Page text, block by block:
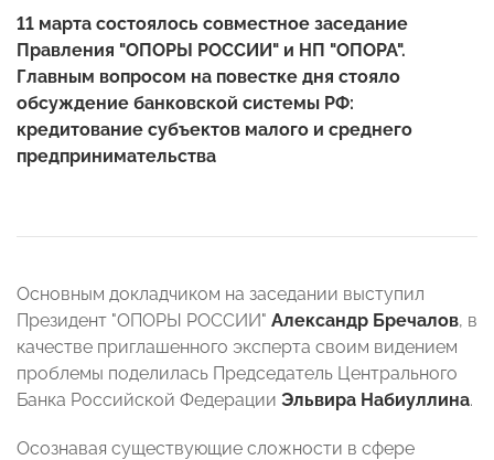
11 марта состоялось совместное заседание
Правления "ОПОРЫ РОССИИ" и НП "ОПОРА".
Главным вопросом на повестке дня стояло
обсуждение банковской системы РФ:
кредитование субъектов малого и среднего
предпринимательства
Основным докладчиком на заседании выступил
Президент "ОПОРЫ РОССИИ" Александр Бречалов, в
качестве приглашенного эксперта своим видением
проблемы поделилась Председатель Центрального
Банка Российской Федерации Эльвира Набиуллина.
Осознавая существующие сложности в сфере